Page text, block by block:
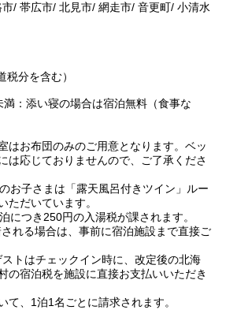
市/ 帯広市/ 北見市/ 網走市/ 音更町/ 小清水
税分を含む）
満：添い寝の場合は宿泊無料（食事な
はお布団のみのご用意となります。ベッ
は応じておりませんので、ご了承くださ
お子さまは「露天風呂付きツイン」ルー
ただいています。
につき250円の入湯税が課されます。
れる場合は、事前に宿泊施設まで直接ご
トはチェックイン時に、改定後の北海
の宿泊税を施設に直接お支払いいただき
て、1泊1名ごとに請求されます。